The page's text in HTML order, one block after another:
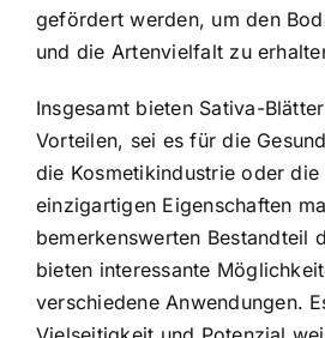
gefördert werden, um den
und die Artenvielfalt zu
Insgesamt bieten Sativa-
Vorteilen, sei es für die
die Kosmetikindustrie oder
einzigartigen Eigenschaften
bemerkenswerten Bestandteil
bieten interessante
verschiedene Anwendungen.